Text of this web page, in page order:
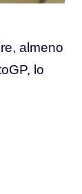
almeno
lo